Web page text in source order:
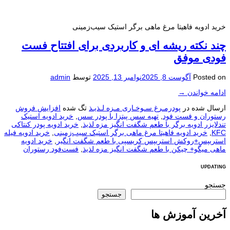
خرید ادویه فاهیتا مرغ ماهی برگر استیک سیب‌زمینی
چند نکته ریشه‌ ای و کاربردی برای افتتاح فست
فودی موفق
Posted on آگوست 8, 2025 نوامبر 13, 2025 توسط admin
ادامه خواندن →
ارسال شده در پودرمـرغ سـوخـاری مـزه لـذیـذ تگ شده افزایش فروش
رستوران و فست فود, تهیه سس پیتزا با پودر سس, خرید ادویه استیک
تندلایزر ادویه برگر با طعم شگفت انگیز مزه لذیذ, خرید ادویه پودر کنتاکی
KFC
, خرید ادویه فاهیتا مرغ ماهی برگر استیک سیب‌زمینی, خرید ادویه فیله
استریپس+روکش استریپس کریسپی با طعم شگفت انگیر , خرید ادویه
ماهی میگو+ چیکن با طعم شگفت انگیز مزه لذیذ, فست‌فود رستوران
UPDATING
جستجو
جستجو
آخرین آموزش ها